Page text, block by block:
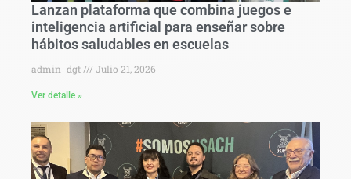
Lanzan plataforma que combina juegos e
inteligencia artificial para enseñar sobre
hábitos saludables en escuelas
admin_dgt Julio 21, 2026
Ver detalle »